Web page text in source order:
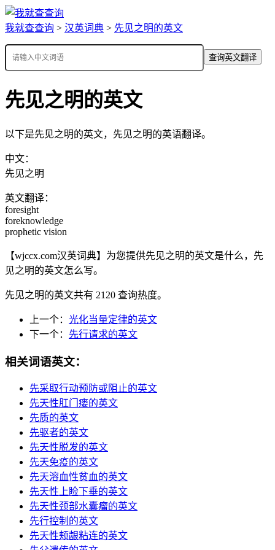
我就查查询 > 汉英词典 > 先见之明的英文
查询英文翻译
先见之明的英文
以下是先见之明的英文，先见之明的英语翻译。
中文：
先见之明
英文翻译：
foresight
foreknowledge
prophetic vision
【wjccx.com汉英词典】为您提供先见之明的英文是什么，先
见之明的英文怎么写。
先见之明的英文共有 2120 查询热度。
上一个： 光化当量定律的英文
下一个： 先行请求的英文
相关词语英文：
先采取行动预防或阻止的英文
先天性肛门瘘的英文
先质的英文
先驱者的英文
先天性脱发的英文
先天免疫的英文
先天溶血性贫血的英文
先天性上睑下垂的英文
先天性颈部水囊瘤的英文
先行控制的英文
先天性颊龈粘连的英文